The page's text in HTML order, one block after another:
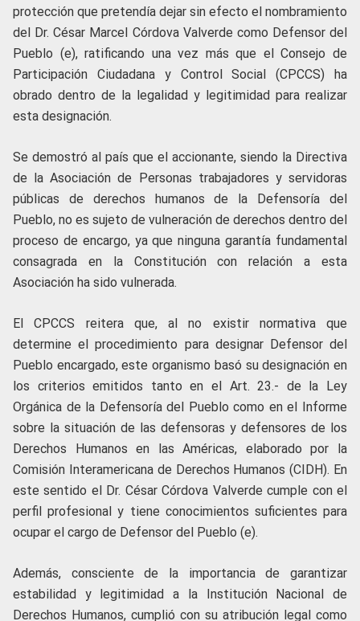
protección que pretendía dejar sin efecto el nombramiento
del Dr. César Marcel Córdova Valverde como Defensor del
Pueblo (e), ratificando una vez más que el Consejo de
Participación Ciudadana y Control Social (CPCCS) ha
obrado dentro de la legalidad y legitimidad para realizar
esta designación.
Se demostró al país que el accionante, siendo la Directiva
de la Asociación de Personas trabajadores y servidoras
públicas de derechos humanos de la Defensoría del
Pueblo, no es sujeto de vulneración de derechos dentro del
proceso de encargo, ya que ninguna garantía fundamental
consagrada en la Constitución con relación a esta
Asociación ha sido vulnerada.
El CPCCS reitera que, al no existir normativa que
determine el procedimiento para designar Defensor del
Pueblo encargado, este organismo basó su designación en
los criterios emitidos tanto en el Art. 23.- de la Ley
Orgánica de la Defensoría del Pueblo como en el Informe
sobre la situación de las defensoras y defensores de los
Derechos Humanos en las Américas, elaborado por la
Comisión Interamericana de Derechos Humanos (CIDH). En
este sentido el Dr. César Córdova Valverde cumple con el
perfil profesional y tiene conocimientos suficientes para
ocupar el cargo de Defensor del Pueblo (e).
Además, consciente de la importancia de garantizar
estabilidad y legitimidad a la Institución Nacional de
Derechos Humanos, cumplió con su atribución legal como